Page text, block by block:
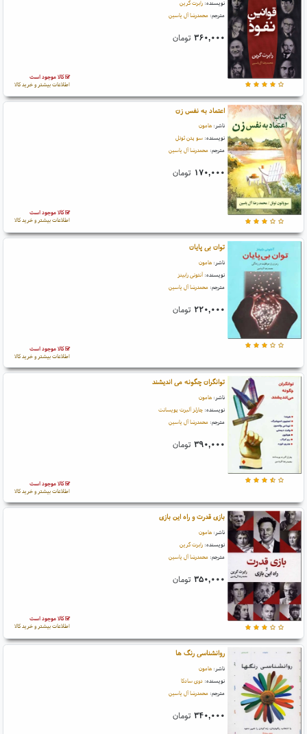
نویسنده: رابرت گرین
مترجم: محمدرضا آل یاسین
۳۶۰,۰۰۰ تومان
کالا موجود است
اطلاعات بیشتر و خرید کالا
اعتماد به نفس زن
ناشر: هامون
نویسنده: سو پتن ثوئل
مترجم: محمدرضا آل یاسین
۱۷۰,۰۰۰ تومان
کالا موجود است
اطلاعات بیشتر و خرید کالا
توان بی پایان
ناشر: هامون
نویسنده: آنتونی رابینز
مترجم: محمدرضا آل یاسین
۲۲۰,۰۰۰ تومان
کالا موجود است
اطلاعات بیشتر و خرید کالا
توانگران چگونه می اندیشند
ناشر: هامون
نویسنده: چارلز آلبرت پویسانت
مترجم: محمدرضا آل یاسین
۳۹۰,۰۰۰ تومان
کالا موجود است
اطلاعات بیشتر و خرید کالا
بازی قدرت و راه این بازی
ناشر: هامون
نویسنده: رابرت گرین
مترجم: محمدرضا آل یاسین
۳۵۰,۰۰۰ تومان
کالا موجود است
اطلاعات بیشتر و خرید کالا
روانشناسی رنگ ها
ناشر: هامون
نویسنده: دوی سادکا
مترجم: محمدرضا آل یاسین
۳۴۰,۰۰۰ تومان